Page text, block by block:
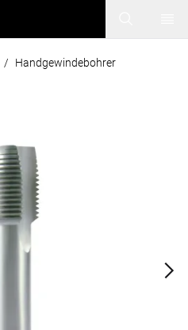
/ Handgewindebohrer